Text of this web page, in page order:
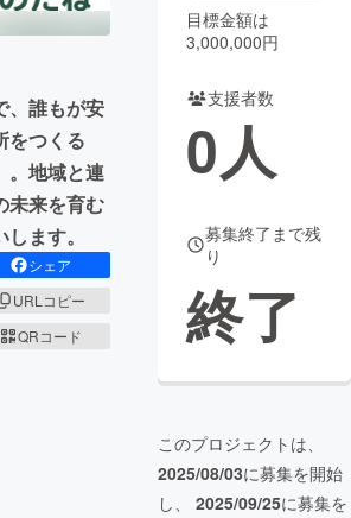
起業 チャレンジ
・地域活性化
Social Good
CAMPFIRE Creation
るさと納税machi-ya
、誰もが安
をつくる
。地域と連
未来を育む
ます。
シェア
URLコピー
QRコード
目標金額は
3,000,000円
支援者数
0人
募集終了まで残
り
終了
このプロジェクトは、
2025/08/03に募集を開始
し、 2025/09/25に募集を